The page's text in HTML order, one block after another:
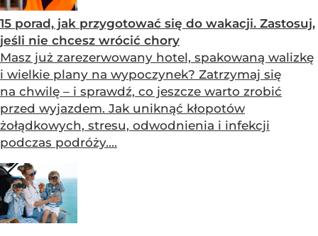
15 porad, jak przygotować się do wakacji. Zastosuj,
jeśli nie chcesz wrócić chory
Masz już zarezerwowany hotel, spakowaną walizkę
i wielkie plany na wypoczynek? Zatrzymaj się
na chwilę – i sprawdź, co jeszcze warto zrobić
przed wyjazdem. Jak uniknąć kłopotów
żołądkowych, stresu, odwodnienia i infekcji
podczas podróży....